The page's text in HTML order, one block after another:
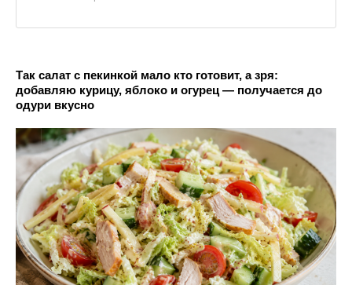
Так салат с пекинкой мало кто готовит, а зря:
добавляю курицу, яблоко и огурец — получается до
одури вкусно